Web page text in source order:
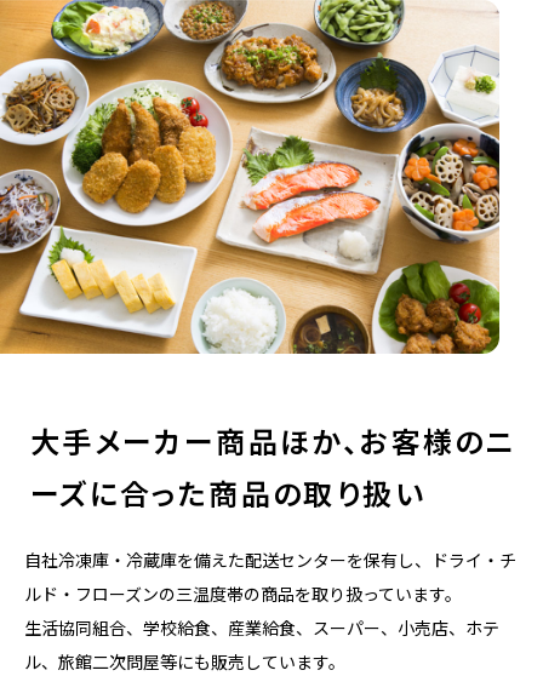
大手メーカー商品ほか、お客様のニ
ーズに合った商品の取り扱い
自社冷凍庫・冷蔵庫を備えた配送センターを保有し、ドライ・チ
ルド・フローズンの三温度帯の商品を取り扱っています。
生活協同組合、学校給食、産業給食、スーパー、小売店、ホテ
ル、旅館二次問屋等にも販売しています。